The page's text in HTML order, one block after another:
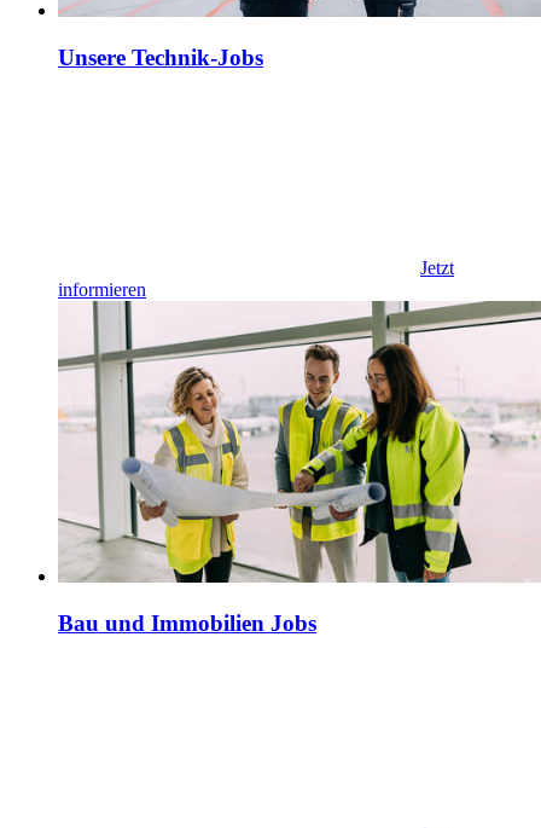
Unsere Technik-Jobs
Jetzt
informieren
Bau und Immobilien Jobs